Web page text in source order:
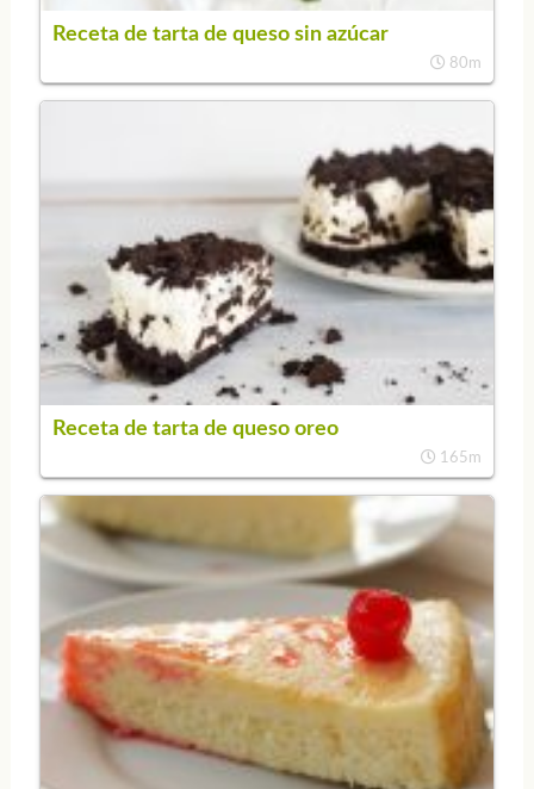
Receta de tarta de queso sin azúcar
80m
Receta de tarta de queso oreo
165m